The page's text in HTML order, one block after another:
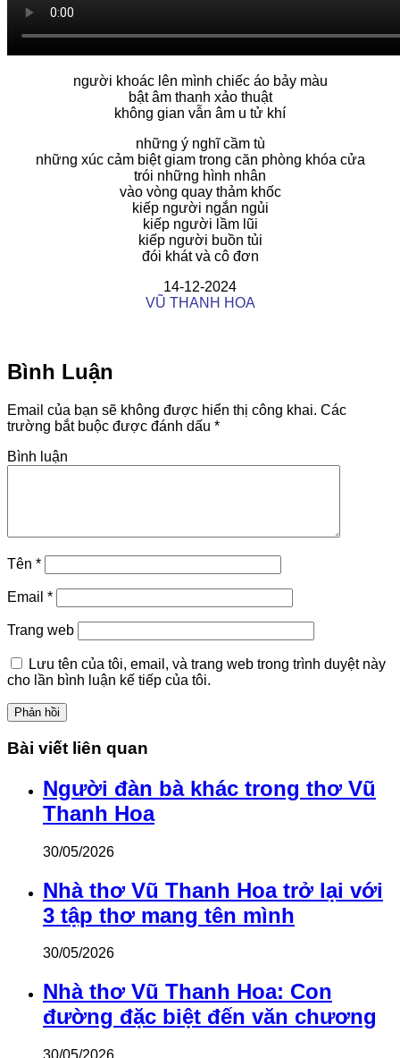
người khoác lên mình chiếc áo bảy màu
bật âm thanh xảo thuật
không gian vẫn âm u tử khí
những ý nghĩ cầm tù
những xúc cảm biệt giam trong căn phòng khóa cửa
trói những hình nhân
vào vòng quay thảm khốc
kiếp người ngắn ngủi
kiếp người lầm lũi
kiếp người buồn tủi
đói khát và cô đơn
14-12-2024
VŨ THANH HOA
Bình Luận
Email của bạn sẽ không được hiển thị công khai. Các
trường bắt buộc được đánh dấu *
Bình luận
Tên *
Email *
Trang web
Lưu tên của tôi, email, và trang web trong trình duyệt này
cho lần bình luận kế tiếp của tôi.
Bài viết liên quan
Người đàn bà khác trong thơ Vũ
Thanh Hoa
30/05/2026
Nhà thơ Vũ Thanh Hoa trở lại với
3 tập thơ mang tên mình
30/05/2026
Nhà thơ Vũ Thanh Hoa: Con
đường đặc biệt đến văn chương